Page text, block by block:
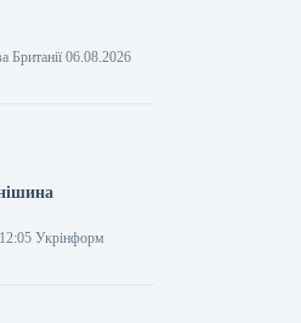
Британії 06.08.2026
Укрінформ